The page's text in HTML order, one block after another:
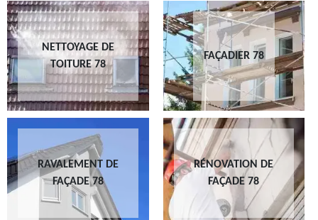
NETTOYAGE DE
TOITURE 78
FAÇADIER 78
RAVALEMENT DE
FAÇADE 78
RÉNOVATION DE
FAÇADE 78